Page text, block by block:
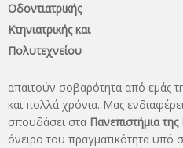
Οδοντιατρικής
Κτηνιατρικής και
Πολυτεχνείου
απαιτούν σοβαρότητα από εμάς
και πολλά χρόνια. Μας
σπουδάσει στα Πανεπιστήμια
όνειρo του πραγματικότητα